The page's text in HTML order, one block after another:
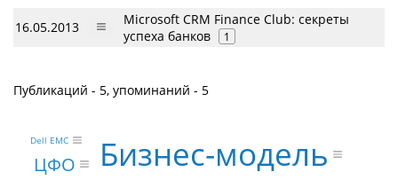
16.05.2013
Microsoft CRM Finance Club: секреты
успеха банков
1
Публикаций - 5, упоминаний - 5
Бизнес-модель
ЦФО
Dell EMC